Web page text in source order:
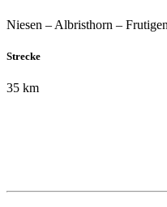
Niesen – Albristhorn – Frutigen
Strecke
35 km